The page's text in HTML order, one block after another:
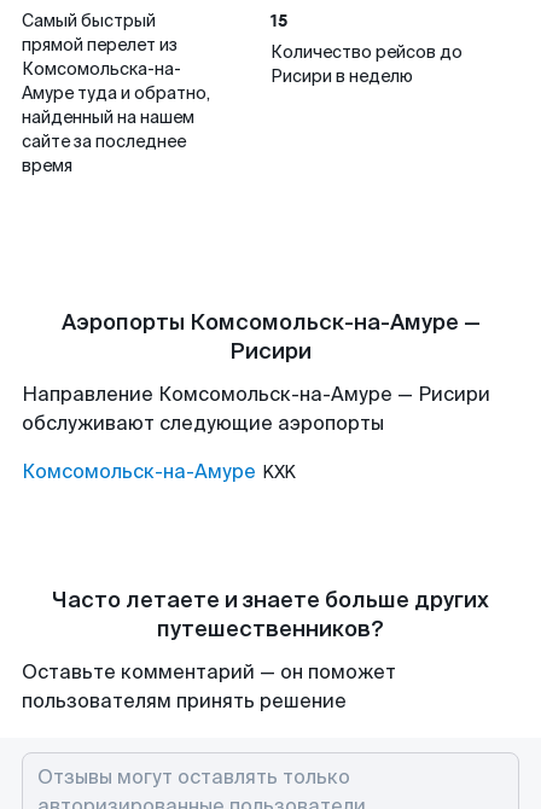
Самый быстрый
прямой перелет из
Комсомольска-на-
Амуре туда и обратно,
найденный на нашем
сайте за последнее
время
15
Количество рейсов до
Рисири в неделю
Аэропорты Комсомольск-на-Амуре —
Рисири
Направление Комсомольск-на-Амуре — Рисири
обслуживают следующие аэропорты
Комсомольск-на-Амуре KXK
Часто летаете и знаете больше других
путешественников?
Оставьте комментарий — он поможет
пользователям принять решение